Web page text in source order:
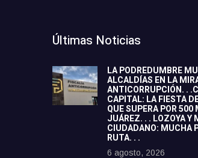
Últimas Noticias
LA PODREDUMBRE
ALCALDÍAS EN LA
ANTICORRUPCIÓN. .
CAPITAL: LA FIESTA
QUE SUPERA POR 500
JUÁREZ. . . LOZOYA Y
CIUDADANO: MUCHA
RUTA. . .
6 agosto, 2026